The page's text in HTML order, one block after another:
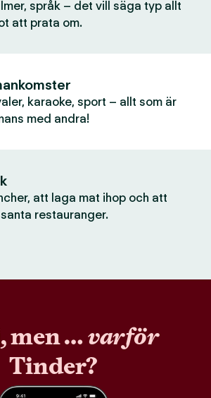
språk – det vill säga typ allt
att prata om.
karaoke, sport – allt som är
med andra!
att laga mat ihop och att
restauranger.
men …varför
Tinder?